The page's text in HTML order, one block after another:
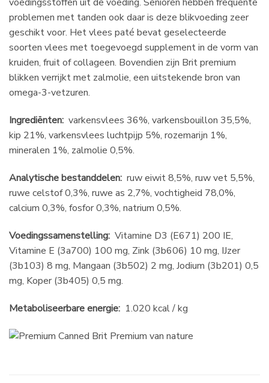
voedingsstoffen uit de voeding. Senioren hebben frequente
problemen met tanden ook daar is deze blikvoeding zeer
geschikt voor. Het vlees paté bevat geselecteerde
soorten vlees met toegevoegd supplement in de vorm van
kruiden, fruit of collageen. Bovendien zijn Brit premium
blikken verrijkt met zalmolie, een uitstekende bron van
omega-3-vetzuren.
Ingrediënten: varkensvlees 36%, varkensbouillon 35,5%,
kip 21%, varkensvlees luchtpijp 5%, rozemarijn 1%,
mineralen 1%, zalmolie 0,5%.
Analytische bestanddelen: ruw eiwit 8,5%, ruw vet 5,5%,
ruwe celstof 0,3%, ruwe as 2,7%, vochtigheid 78,0%,
calcium 0,3%, fosfor 0,3%, natrium 0,5%.
Voedingssamenstelling: Vitamine D3 (E671) 200 IE,
Vitamine E (3a700) 100 mg, Zink (3b606) 10 mg, IJzer
(3b103) 8 mg, Mangaan (3b502) 2 mg, Jodium (3b201) 0,5
mg, Koper (3b405) 0,5 mg.
Metaboliseerbare energie: 1.020 kcal / kg